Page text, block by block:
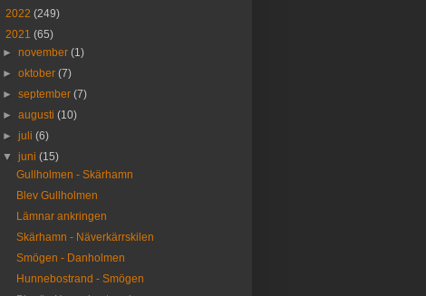
2022 (249)
2021 (65)
►november(1)
►oktober(7)
►september(7)
►augusti(10)
►juli(6)
▼juni(15)
Gullholmen - Skärhamn
Blev Gullholmen
Lämnar ankringen
Skärhamn - Näverkärrskilen
Smögen - Danholmen
Hunnebostrand - Smögen